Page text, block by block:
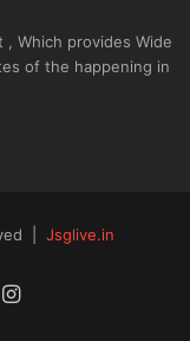
Which provides Wide
of the happening in
| Jsglive.in
Instagram